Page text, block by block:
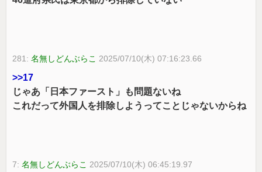
281:名無しどんぶらこ 2025/07/10(木) 07:16:23.66
>>17
じゃあ「日本ファースト」も問題ないね
これだって外国人を排除しようってことじゃないからね
7:名無しどんぶらこ 2025/07/10(木) 06:45:19.97